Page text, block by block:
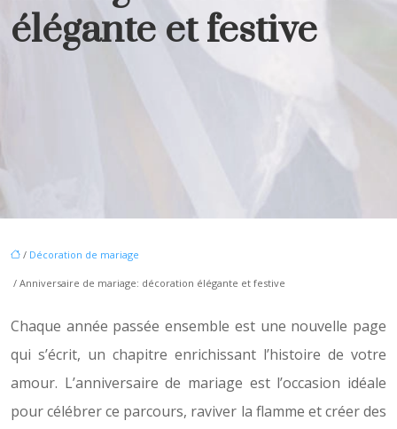
élégante et festive
/ Décoration de mariage
/ Anniversaire de mariage: décoration élégante et festive
Chaque année passée ensemble est une nouvelle page
qui s’écrit, un chapitre enrichissant l’histoire de votre
amour. L’anniversaire de mariage est l’occasion idéale
pour célébrer ce parcours, raviver la flamme et créer des